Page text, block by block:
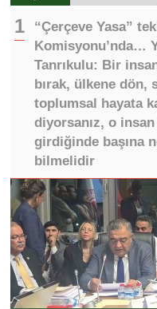
“Çerçeve Yasa”
Komisyonu’nda…
Tanrıkulu: Bir
bırak, ülkene dön,
toplumsal hayata
diyorsanız, o
girdiğinde başına
bilmelidir